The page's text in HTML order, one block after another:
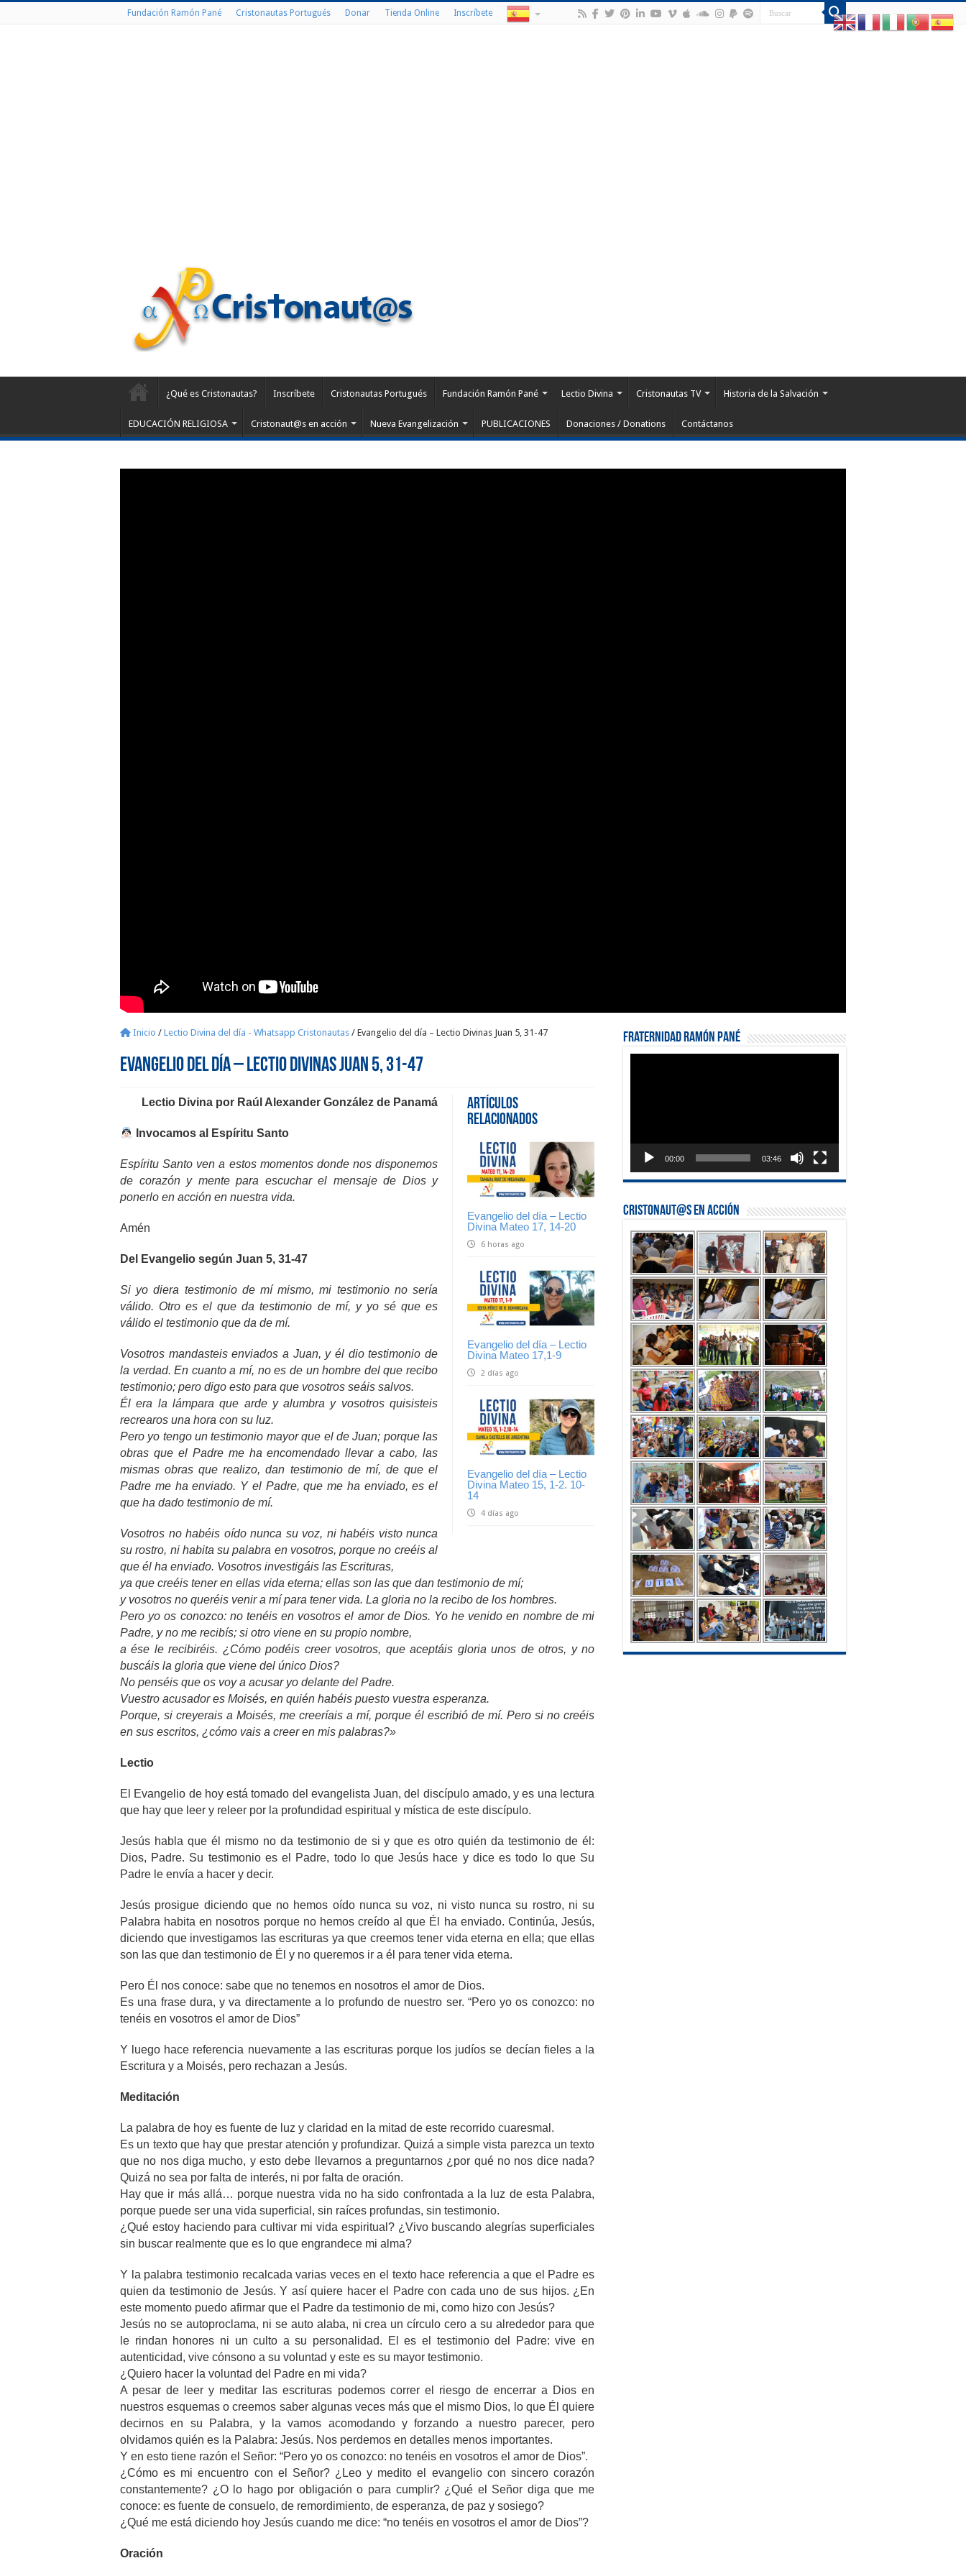
Fundación Ramón Pané Cristonautas Portugués Donar Tienda Online Inscríbete
¿Qué es Cristonautas? Inscríbete Cristonautas Portugués Fundación Ramón Pané Lectio Divina Cristonautas TV Historia de la Salvación
EDUCACIÓN RELIGIOSA Cristonaut@s en acción Nueva Evangelización PUBLICACIONES Donaciones / Donations Contáctanos
Inicio / Lectio Divina del día - Whatsapp Cristonautas / Evangelio del día – Lectio Divinas Juan 5, 31-47
Evangelio del día – Lectio Divinas Juan 5, 31-47
Artículos
Relacionados
Evangelio del día – Lectio
Divina Mateo 17, 14-20
6 horas ago
Evangelio del día – Lectio
Divina Mateo 17,1-9
2 días ago
Evangelio del día – Lectio
Divina Mateo 15, 1-2. 10-
14
4 días ago
Lectio Divina por Raúl Alexander González de Panamá
Invocamos al Espíritu Santo
Espíritu Santo ven a estos momentos donde nos disponemos
de corazón y mente para escuchar el mensaje de Dios y
ponerlo en acción en nuestra vida.
Amén
Del Evangelio según Juan 5, 31-47
Si yo diera testimonio de mí mismo, mi testimonio no sería
válido. Otro es el que da testimonio de mí, y yo sé que es
válido el testimonio que da de mí.
Vosotros mandasteis enviados a Juan, y él dio testimonio de
la verdad. En cuanto a mí, no es de un hombre del que recibo
testimonio; pero digo esto para que vosotros seáis salvos.
Él era la lámpara que arde y alumbra y vosotros quisisteis
recrearos una hora con su luz.
Pero yo tengo un testimonio mayor que el de Juan; porque las
obras que el Padre me ha encomendado llevar a cabo, las
mismas obras que realizo, dan testimonio de mí, de que el
Padre me ha enviado. Y el Padre, que me ha enviado, es el
que ha dado testimonio de mí.
Vosotros no habéis oído nunca su voz, ni habéis visto nunca
su rostro, ni habita su palabra en vosotros, porque no creéis al
que él ha enviado. Vosotros investigáis las Escrituras,
ya que creéis tener en ellas vida eterna; ellas son las que dan testimonio de mí;
y vosotros no queréis venir a mí para tener vida. La gloria no la recibo de los hombres.
Pero yo os conozco: no tenéis en vosotros el amor de Dios. Yo he venido en nombre de mi
Padre, y no me recibís; si otro viene en su propio nombre,
a ése le recibiréis. ¿Cómo podéis creer vosotros, que aceptáis gloria unos de otros, y no
buscáis la gloria que viene del único Dios?
No penséis que os voy a acusar yo delante del Padre.
Vuestro acusador es Moisés, en quién habéis puesto vuestra esperanza.
Porque, si creyerais a Moisés, me creeríais a mí, porque él escribió de mí. Pero si no creéis
en sus escritos, ¿cómo vais a creer en mis palabras?»
Lectio
El Evangelio de hoy está tomado del evangelista Juan, del discípulo amado, y es una lectura
que hay que leer y releer por la profundidad espiritual y mística de este discípulo.
Jesús habla que él mismo no da testimonio de si y que es otro quién da testimonio de él:
Dios, Padre. Su testimonio es el Padre, todo lo que Jesús hace y dice es todo lo que Su
Padre le envía a hacer y decir.
Jesús prosigue diciendo que no hemos oído nunca su voz, ni visto nunca su rostro, ni su
Palabra habita en nosotros porque no hemos creído al que Él ha enviado. Continúa, Jesús,
diciendo que investigamos las escrituras ya que creemos tener vida eterna en ella; que ellas
son las que dan testimonio de Él y no queremos ir a él para tener vida eterna.
Pero Él nos conoce: sabe que no tenemos en nosotros el amor de Dios.
Es una frase dura, y va directamente a lo profundo de nuestro ser. “Pero yo os conozco: no
tenéis en vosotros el amor de Dios”
Y luego hace referencia nuevamente a las escrituras porque los judíos se decían fieles a la
Escritura y a Moisés, pero rechazan a Jesús.
Meditación
La palabra de hoy es fuente de luz y claridad en la mitad de este recorrido cuaresmal.
Es un texto que hay que prestar atención y profundizar. Quizá a simple vista parezca un texto
que no nos diga mucho, y esto debe llevarnos a preguntarnos ¿por qué no nos dice nada?
Quizá no sea por falta de interés, ni por falta de oración.
Hay que ir más allá… porque nuestra vida no ha sido confrontada a la luz de esta Palabra,
porque puede ser una vida superficial, sin raíces profundas, sin testimonio.
¿Qué estoy haciendo para cultivar mi vida espiritual? ¿Vivo buscando alegrías superficiales
sin buscar realmente que es lo que engrandece mi alma?
Y la palabra testimonio recalcada varias veces en el texto hace referencia a que el Padre es
quien da testimonio de Jesús. Y así quiere hacer el Padre con cada uno de sus hijos. ¿En
este momento puedo afirmar que el Padre da testimonio de mi, como hizo con Jesús?
Jesús no se autoproclama, ni se auto alaba, ni crea un círculo cero a su alrededor para que
le rindan honores ni un culto a su personalidad. El es el testimonio del Padre: vive en
autenticidad, vive cónsono a su voluntad y este es su mayor testimonio.
¿Quiero hacer la voluntad del Padre en mi vida?
A pesar de leer y meditar las escrituras podemos correr el riesgo de encerrar a Dios en
nuestros esquemas o creemos saber algunas veces más que el mismo Dios, lo que Él quiere
decirnos en su Palabra, y la vamos acomodando y forzando a nuestro parecer, pero
olvidamos quién es la Palabra: Jesús. Nos perdemos en detalles menos importantes.
Y en esto tiene razón el Señor: “Pero yo os conozco: no tenéis en vosotros el amor de Dios”.
¿Cómo es mi encuentro con el Señor? ¿Leo y medito el evangelio con sincero corazón
constantemente? ¿O lo hago por obligación o para cumplir? ¿Qué el Señor diga que me
conoce: es fuente de consuelo, de remordimiento, de esperanza, de paz y sosiego?
¿Qué me está diciendo hoy Jesús cuando me dice: “no tenéis en vosotros el amor de Dios”?
Oración
Fraternidad Ramón Pané
00:00 03:46
Cristonaut@s en Acción